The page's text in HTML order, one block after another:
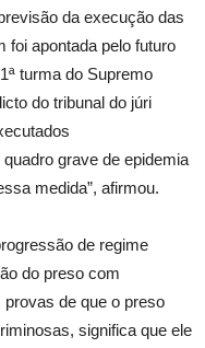
da execução das
foi apontada pelo futuro
turma do Supremo
do tribunal do júri
grave de epidemia
medida”, afirmou.
de regime
do preso com
de que o preso
significa que ele